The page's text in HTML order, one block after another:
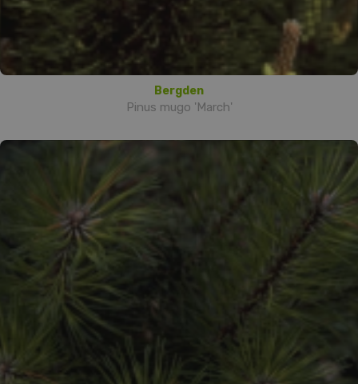
Bergden
Pinus mugo 'March'